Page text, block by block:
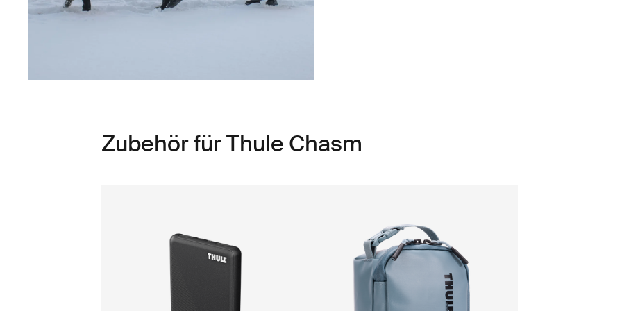
Zubehör für Thule Chasm